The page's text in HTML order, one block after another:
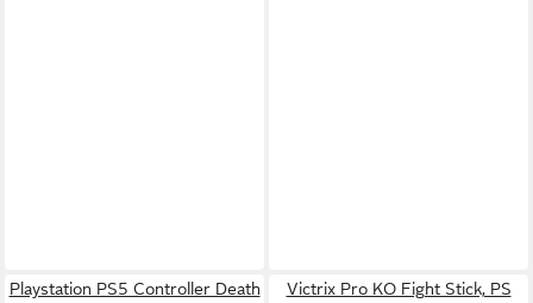
Playstation PS5 Controller Death
Victrix Pro KO Fight Stick, PS